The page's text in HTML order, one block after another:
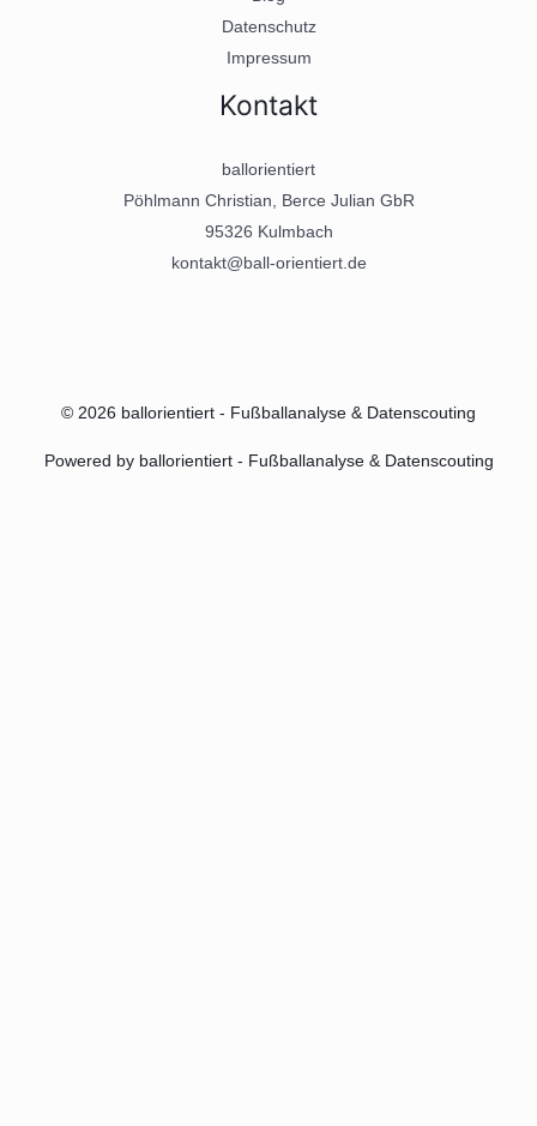
Datenschutz
Impressum
Kontakt
ballorientiert
Pöhlmann Christian, Berce Julian GbR
95326 Kulmbach
kontakt@ball-orientiert.de
© 2026 ballorientiert - Fußballanalyse & Datenscouting
Powered by ballorientiert - Fußballanalyse & Datenscouting